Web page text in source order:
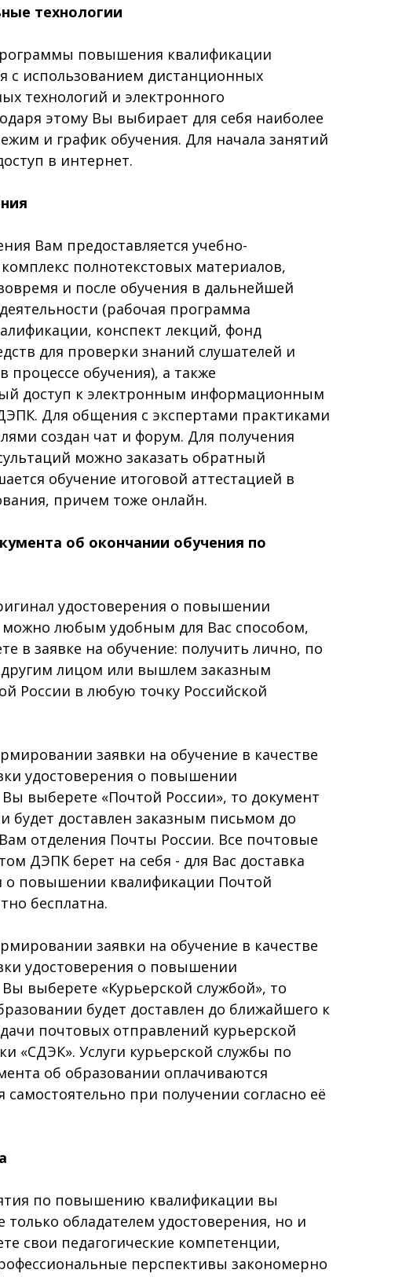
технологии
повышения квалификации
с использованием дистанционных
технологий и электронного
этому Вы выбирает для себя наиболее
и график обучения. Для начала занятий
в интернет.
Вам предоставляется учебно-
полнотекстовых материалов,
и после обучения в дальнейшей
(рабочая программа
конспект лекций, фонд
для проверки знаний слушателей и
процессе обучения), а также
доступ к электронным информационным
Для общения с экспертами практиками
создан чат и форум. Для получения
можно заказать обратный
обучение итоговой аттестацией в
причем тоже онлайн.
об окончании обучения по
удостоверения о повышении
можно любым удобным для Вас способом,
в заявке на обучение: получить лично, по
лицом или вышлем заказным
России в любую точку Российской
заявки на обучение в качестве
удостоверения о повышении
выберете «Почтой России», то документ
будет доставлен заказным письмом до
отделения Почты России. Все почтовые
ДЭПК берет на себя - для Вас доставка
о повышении квалификации Почтой
бесплатна.
заявки на обучение в качестве
удостоверения о повышении
выберете «Курьерской службой», то
будет доставлен до ближайшего к
почтовых отправлений курьерской
«СДЭК». Услуги курьерской службы по
об образовании оплачиваются
при получении согласно её
по повышению квалификации вы
только обладателем удостоверения, но и
свои педагогические компетенции,
перспективы закономерно